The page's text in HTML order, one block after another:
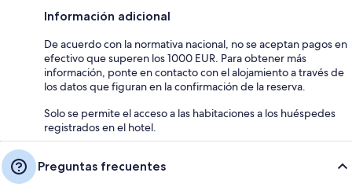
Información adicional
De acuerdo con la normativa nacional, no se aceptan pagos en
efectivo que superen los 1000 EUR. Para obtener más
información, ponte en contacto con el alojamiento a través de
los datos que figuran en la confirmación de la reserva.
Solo se permite el acceso a las habitaciones a los huéspedes
registrados en el hotel.
Preguntas frecuentes